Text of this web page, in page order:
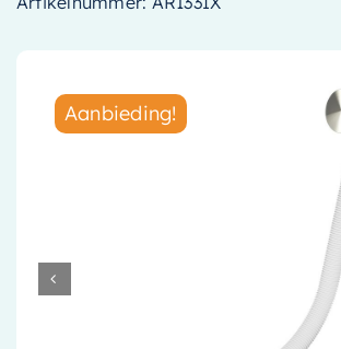
Radiatoren
Aanbieding!